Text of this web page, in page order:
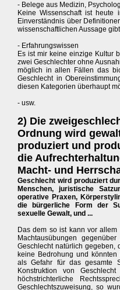
- Belege aus Medizin,
Keine Wissenschaft ist
Einverständnis über
wissenschaftlichen Aussage
- Erfahrungswissen
Es ist mir keine einzige Kultur
zwei Geschlechter ohne
möglich in allen Fällen das
Geschlecht in
diesen Kategorien überhaupt
- usw.
2) Die
Ordnung wird
produziert und
die
Macht- und
Geschlecht wird produziert
Menschen, juristische
operative Praxen,
die bürgerliche Form der
sexuelle Gewalt, und ...
Das dem so ist kann vor
Machtausübungen
Geschlecht natürlich gegeben,
keine Bedrohung und
als Gefahr für das gesamte
Konstruktion von
höchstrichterliche
Geschlechtszuweisung, so